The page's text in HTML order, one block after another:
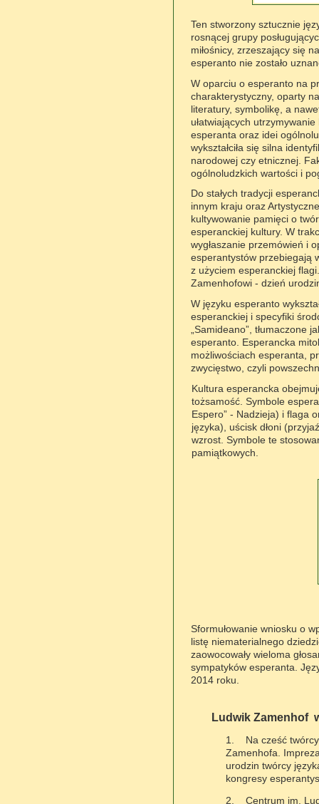
Ten stworzony sztucznie
rosnącej grupy
miłośnicy, zrzeszający się
esperanto nie zostało
W oparciu o esperanto na
charakterystyczny, oparty
literatury, symbolikę, a
ułatwiających
esperanta oraz idei
wykształciła się silna
narodowej czy etnicznej.
ogólnoludzkich wartości i
Do stałych tradycji
innym kraju oraz
kultywowanie pamięci o
esperanckiej kultury. W
wygłaszanie przemówień i
esperantystów przebiegają
z użyciem esperanckiej
Zamenhofowi - dzień
W języku esperanto
esperanckiej i specyfiki
„Samideano”, tłumaczone
esperanto. Esperancka
możliwościach esperanta,
zwycięstwo, czyli
Kultura esperancka
tożsamość. Symbole
Espero” - Nadzieja) i flaga
języka), uścisk dłoni
wzrost. Symbole te
pamiątkowych.
Sformułowanie wniosku o
listę niematerialnego
zaowocowały wieloma
sympatyków esperanta.
2014 roku.
Ludwik Zamenhof
1.
Na cześć
Zamenhofa.
urodzin twórcy
kongresy
2.
Centrum im.